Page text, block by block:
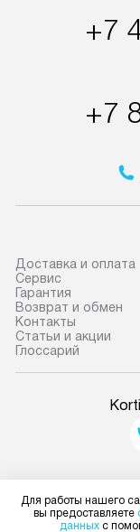
+7
+7
Доставка и оплата
Сервис
Гарантия
Возврат и обмен
Контакты
Статьи и акции
Глоссарий
Для работы нашего
вы предоставляете
данных с